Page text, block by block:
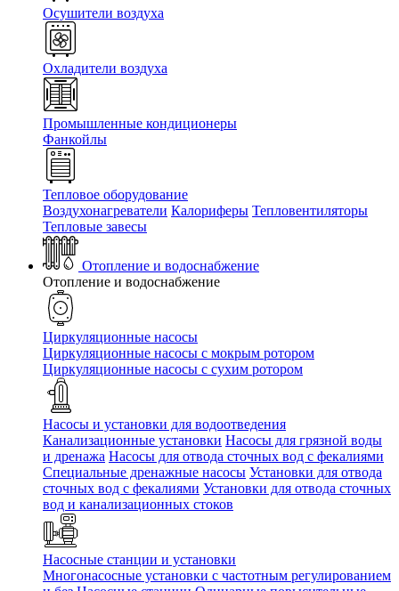
Осушители воздуха
Охладители воздуха
Промышленные кондиционеры
Фанкойлы
Тепловое оборудование
Воздухонагреватели Калориферы Тепловентиляторы
Тепловые завесы
Отопление и водоснабжение
Отопление и водоснабжение
Циркуляционные насосы
Циркуляционные насосы с мокрым ротором
Циркуляционные насосы с сухим ротором
Насосы и установки для водоотведения
Канализационные установки Насосы для грязной воды
и дренажа Насосы для отвода сточных вод c фекалиями
Специальные дренажные насосы Установки для отвода
сточных вод c фекалиями Установки для отвода сточных
вод и канализационных стоков
Насосные станции и установки
Многонасосные установки с частотным регулированием